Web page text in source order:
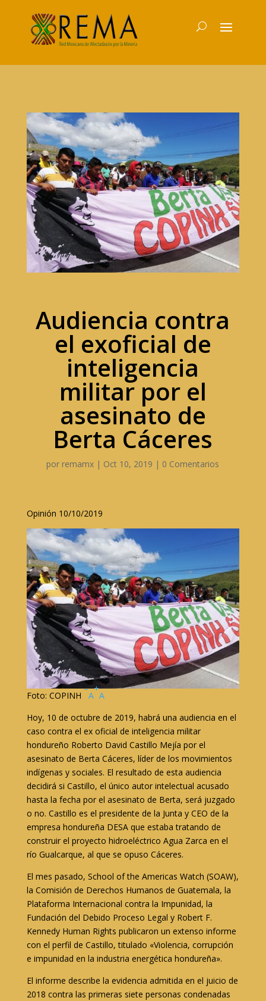
Audiencia contra
el exoficial de
inteligencia
militar por el
asesinato de
Berta Cáceres
por remamx | Oct 10, 2019 | 0 Comentarios
Opinión 10/10/2019
Foto: COPINH
–
A
+
A
Hoy, 10 de octubre de 2019, habrá una audiencia en el
caso contra el ex oficial de inteligencia militar
hondureño Roberto David Castillo Mejía por el
asesinato de Berta Cáceres, líder de los movimientos
indígenas y sociales. El resultado de esta audiencia
decidirá si Castillo, el único autor intelectual acusado
hasta la fecha por el asesinato de Berta, será juzgado
o no. Castillo es el presidente de la Junta y CEO de la
empresa hondureña DESA que estaba tratando de
construir el proyecto hidroeléctrico Agua Zarca en el
río Gualcarque, al que se opuso Cáceres.
El mes pasado, School of the Americas Watch (SOAW),
la Comisión de Derechos Humanos de Guatemala, la
Plataforma Internacional contra la Impunidad, la
Fundación del Debido Proceso Legal y Robert F.
Kennedy Human Rights publicaron un extenso informe
con el perfil de Castillo, titulado «Violencia, corrupción
e impunidad en la industria energética hondureña».
El informe describe la evidencia admitida en el juicio de
2018 contra las primeras siete personas condenadas